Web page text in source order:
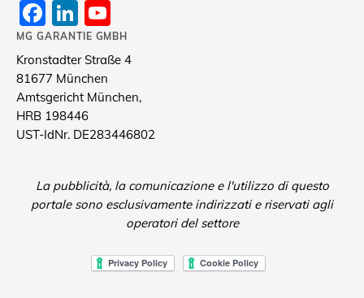
Facebook
LinkedIn
Channel
MG GARANTIE GMBH
Kronstadter Straße 4
81677 München
Amtsgericht München,
HRB 198446
UST-IdNr. DE283446802
La pubblicità, la comunicazione e l'utilizzo di questo
portale sono esclusivamente indirizzati e riservati agli
operatori del settore